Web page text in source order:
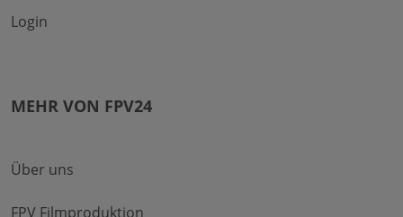
Login
MEHR VON FPV24
Über uns
FPV Filmproduktion